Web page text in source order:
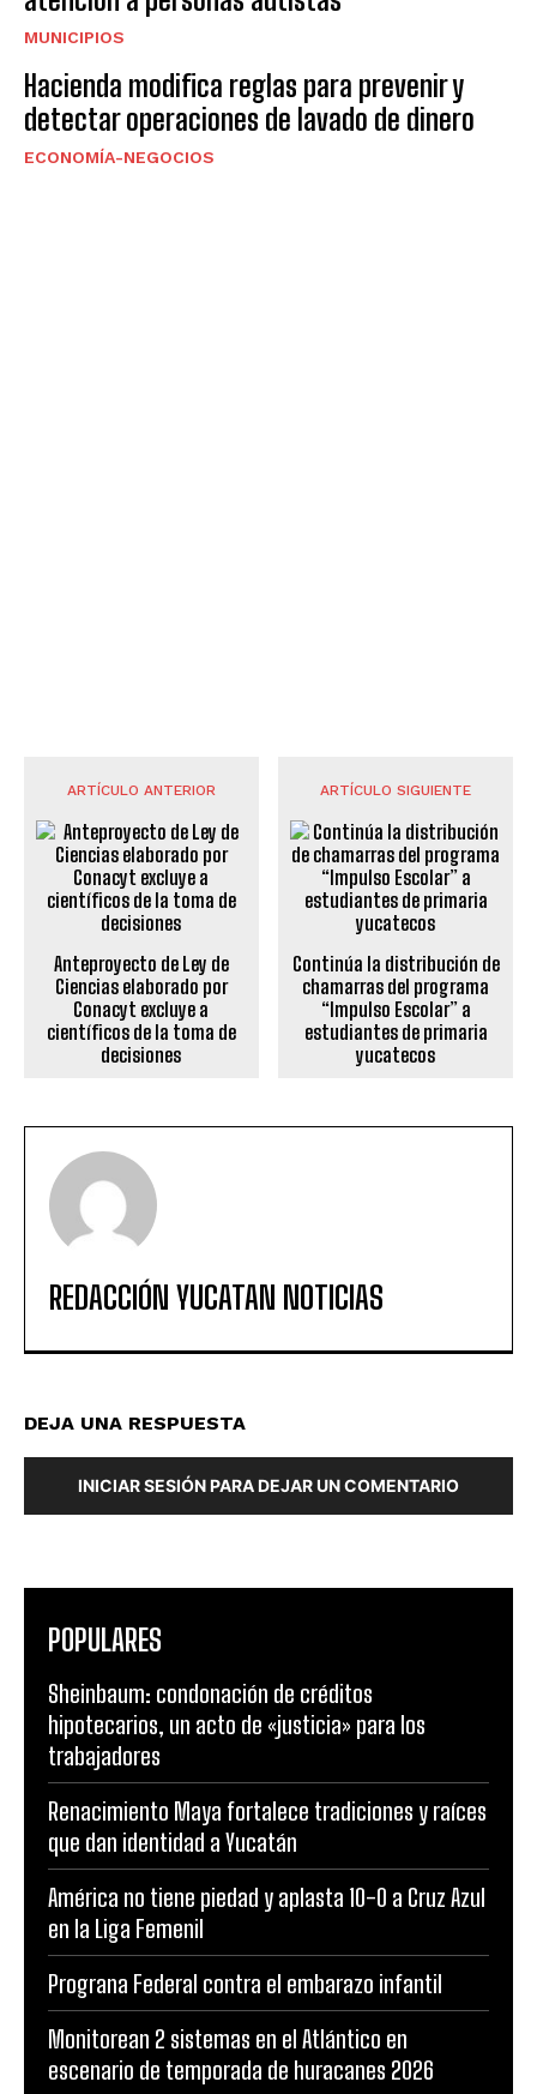
MUNICIPIOS
Hacienda modifica reglas para prevenir y
detectar operaciones de lavado de dinero
ECONOMÍA-NEGOCIOS
ARTÍCULO ANTERIOR
Anteproyecto de Ley de
Ciencias elaborado por
Conacyt excluye a
científicos de la toma de
decisiones
ARTÍCULO SIGUIENTE
Continúa la distribución de
chamarras del programa
“Impulso Escolar” a
estudiantes de primaria
yucatecos
REDACCIÓN YUCATAN NOTICIAS
DEJA UNA RESPUESTA
INICIAR SESIÓN PARA DEJAR UN COMENTARIO
POPULARES
Sheinbaum: condonación de créditos
hipotecarios, un acto de «justicia» para los
trabajadores
Renacimiento Maya fortalece tradiciones y raíces
que dan identidad a Yucatán
América no tiene piedad y aplasta 10-0 a Cruz Azul
en la Liga Femenil
Prograna Federal contra el embarazo infantil
Monitorean 2 sistemas en el Atlántico en
escenario de temporada de huracanes 2026